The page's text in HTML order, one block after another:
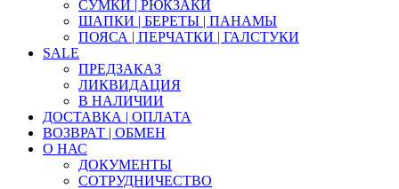
СУМКИ | РЮКЗАКИ
ШАПКИ | БЕРЕТЫ | ПАНАМЫ
ПОЯСА | ПЕРЧАТКИ | ГАЛСТУКИ
SALE
ПРЕДЗАКАЗ
ЛИКВИДАЦИЯ
В НАЛИЧИИ
ДОСТАВКА | ОПЛАТА
ВОЗВРАТ | ОБМЕН
О НАС
ДОКУМЕНТЫ
СОТРУДНИЧЕСТВО